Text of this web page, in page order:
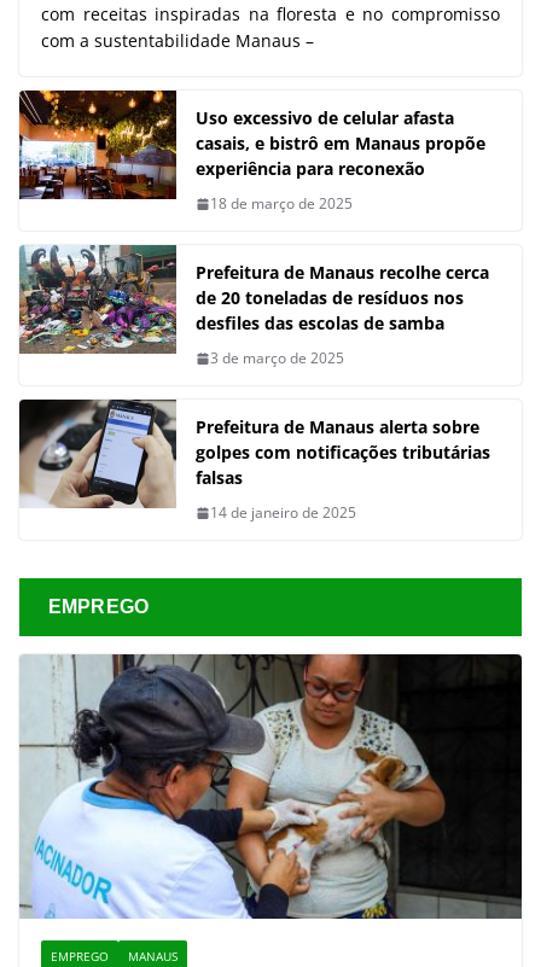
com receitas inspiradas na floresta e no compromisso
com a sustentabilidade Manaus –
Uso excessivo de celular afasta
casais, e bistrô em Manaus propõe
experiência para reconexão
18 de março de 2025
Prefeitura de Manaus recolhe cerca
de 20 toneladas de resíduos nos
desfiles das escolas de samba
3 de março de 2025
Prefeitura de Manaus alerta sobre
golpes com notificações tributárias
falsas
14 de janeiro de 2025
EMPREGO
EMPREGO MANAUS